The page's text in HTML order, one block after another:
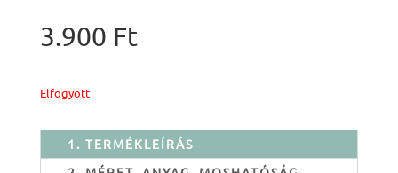
3.900 Ft
Elfogyott
1. TERMÉKLEÍRÁS